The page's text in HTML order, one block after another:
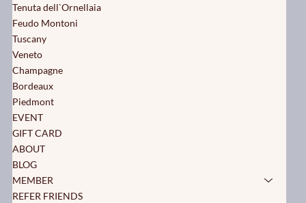
Tenuta dell`Ornellaia
Feudo Montoni
Tuscany
Veneto
Champagne
Bordeaux
Piedmont
EVENT
GIFT CARD
ABOUT
BLOG
MEMBER
REFER FRIENDS